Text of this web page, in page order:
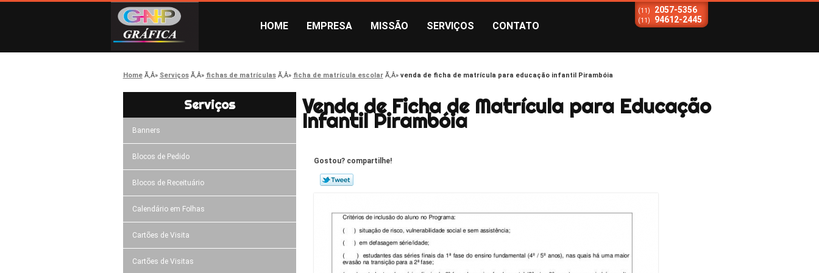
HOME EMPRESA MISSÃO SERVIÇOS CONTATO
(11) 2057-5356
(11) 94612-2445
Home Serviços fichas de matrículas ficha de matrícula escolar venda de ficha de matrícula para educação infantil Pirambóia
Serviços
Banners
Blocos de Pedido
Blocos de Receituário
Calendário em Folhas
Cartões de Visita
Cartões de Visitas
Venda de Ficha de Matrícula para Educação
Infantil Pirambóia
Gostou? compartilhe!